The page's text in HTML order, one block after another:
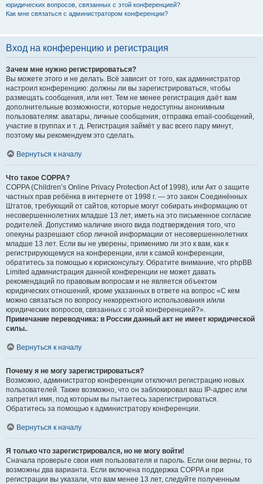
юридических вопросов, связанных с этой конференцией?
Как мне связаться с администратором конференции?
Вход на конференцию и регистрация
Зачем мне нужно регистрироваться?
Вы можете этого и не делать. Всё зависит от того, как администратор
настроил конференцию: должны ли вы зарегистрироваться, чтобы
размещать сообщения, или нет. Тем не менее регистрация даёт вам
дополнительные возможности, которые недоступны анонимным
пользователям: аватары, личные сообщения, отправка email-сообщений,
участие в группах и т. д. Регистрация займёт у вас всего пару минут,
поэтому мы рекомендуем это сделать.
Вернуться к началу
Что такое COPPA?
COPPA (Children’s Online Privacy Protection Act of 1998), или Акт о защите
частных прав ребёнка в интернете от 1998 г. — это закон Соединённых
Штатов, требующий от сайтов, которые могут собирать информацию от
несовершеннолетних младше 13 лет, иметь на это письменное согласие
родителей. Допустимо наличие иного вида подтверждения того, что
опекуны разрешают сбор личной информации от несовершеннолетних
младше 13 лет. Если вы не уверены, применимо ли это к вам, как к
регистрирующемуся на конференции, или к самой конференции,
обратитесь за помощью к юрисконсульту. Обратите внимание, что phpBB
Limited администрация данной конференции не может давать
рекомендаций по правовым вопросам и не является объектом
юридических отношений, кроме указанных в ответе на вопрос «С кем
можно связаться по вопросу некорректного использования и/или
юридических вопросов, связанных с этой конференцией?».
Примечание переводчика: в России данный акт не имеет юридической
силы..
Вернуться к началу
Почему я не могу зарегистрироваться?
Возможно, администратор конференции отключил регистрацию новых
пользователей. Также возможно, что он заблокировал ваш IP-адрес или
запретил имя, под которым вы пытаетесь зарегистрироваться.
Обратитесь за помощью к администратору конференции.
Вернуться к началу
Я только что зарегистрировался, но не могу войти!
Сначала проверьте свои имя пользователя и пароль. Если они верны, то
возможны два варианта. Если включена поддержка COPPA и при
регистрации вы указали, что вам менее 13 лет, следуйте полученным